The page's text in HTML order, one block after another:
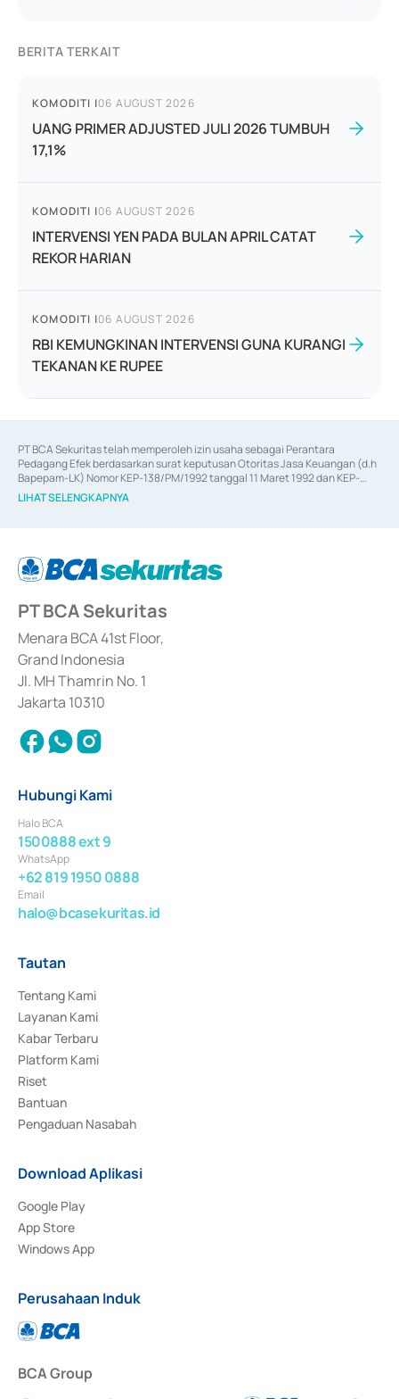
BERITA TERKAIT
KOMODITI |06 AUGUST 2026
UANG PRIMER ADJUSTED JULI 2026 TUMBUH
17,1%
KOMODITI |06 AUGUST 2026
INTERVENSI YEN PADA BULAN APRIL CATAT
REKOR HARIAN
KOMODITI |06 AUGUST 2026
RBI KEMUNGKINAN INTERVENSI GUNA KURANGI
TEKANAN KE RUPEE
PT BCA Sekuritas telah memperoleh izin usaha sebagai Perantara
Pedagang Efek berdasarkan surat keputusan Otoritas Jasa Keuangan (d.h
Bapepam-LK) Nomor KEP-138/PM/1992 tanggal 11 Maret 1992 dan KEP-
06/D.04/2014 tanggal 28 Februari 2014, izin usaha sebagai Penjamin Emisi
Efek berdasarkan surat keputusan Otoritas Jasa Keuangan Nomor KEP-
berdasarkan surat keputusan Otoritas Jasa Keuangan Nomor S-
67/PM.21/2017 tanggal 3 Februari 2017, dan beberapa izin usaha lainnya
Sertifikat Deposito di Pasar Uang yang izinnya diterbitkan pada tahun 2017
dan izin usaha lainnya dari Bank Indonesia sebagai Lembaga Pendukung
Penerbitan, Transaksi, serta Penatausahaan dan Penyelesaian Transaksi
Surat Berharga Komersial yang izinnya diterbitkan pada tahun 2018.
LIHAT SELENGKAPNYA
PT BCA Sekuritas
Menara BCA 41st Floor,
Grand Indonesia
Jl. MH Thamrin No. 1
Jakarta 10310
Hubungi Kami
Halo BCA
1500888 ext 9
WhatsApp
+62 819 1950 0888
Email
halo@bcasekuritas.id
Tautan
Tentang Kami
Layanan Kami
Kabar Terbaru
Platform Kami
Riset
Bantuan
Pengaduan Nasabah
Download Aplikasi
Google Play
App Store
Windows App
Perusahaan Induk
BCA Group